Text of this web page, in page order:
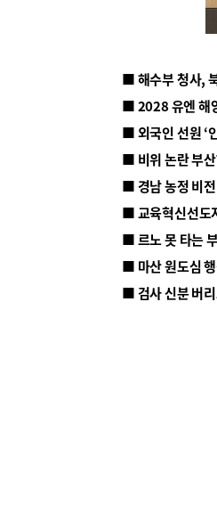
■ 해수부 청사,
■ 2028 유엔 해
■ 외국인 선원 ‘
■ 비위 논란 부
■ 르노 못 타는
■ 마산 원도심